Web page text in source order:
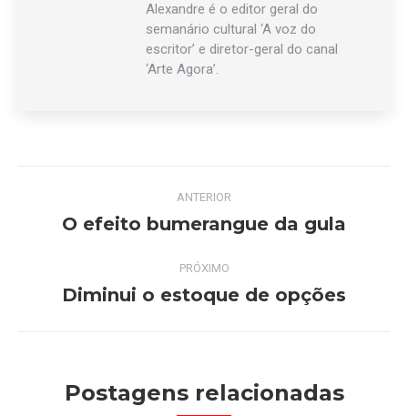
Alexandre é o editor geral do
semanário cultural ‘A voz do
escritor’ e diretor-geral do canal
‘Arte Agora’.
NavegaçãoANTERIOR
Post
O efeito bumerangue da gula
PRÓXIMO
Próximo
Diminui o estoque de opções
Postagens relacionadas